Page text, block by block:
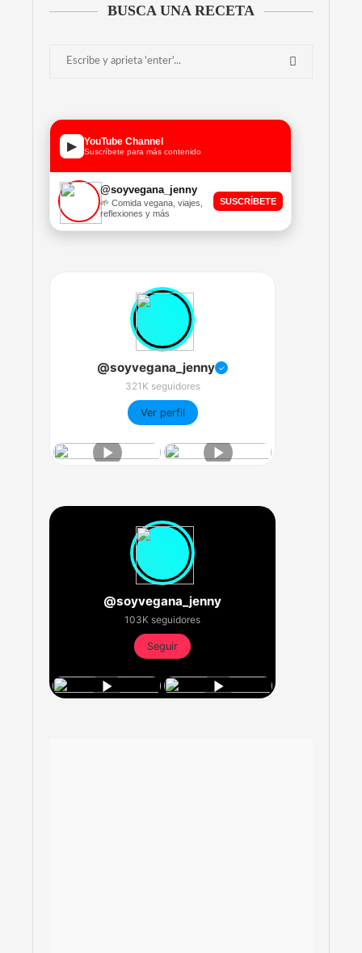
BUSCA UNA RECETA
▶ YouTube Channel
Suscríbete para más contenido
@soyvegana_jenny
🌱 Comida vegana, viajes,
reflexiones y más
SUSCRÍBETE
@soyvegana_jenny ✓
321K seguidores
Ver perfil
@soyvegana_jenny
103K seguidores
Seguir